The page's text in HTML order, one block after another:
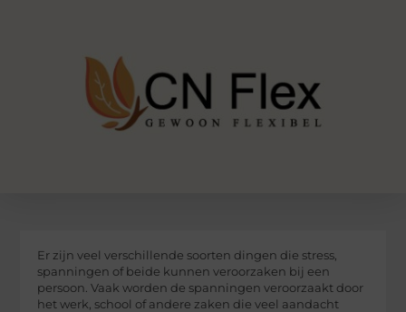
Er zijn veel verschillende soorten dingen die stress,
spanningen of beide kunnen veroorzaken bij een
persoon. Vaak worden de spanningen veroorzaakt door
het werk, school of andere zaken die veel aandacht